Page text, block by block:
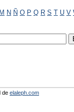
M N Ñ O P Q R S T U V
de elaleph.com